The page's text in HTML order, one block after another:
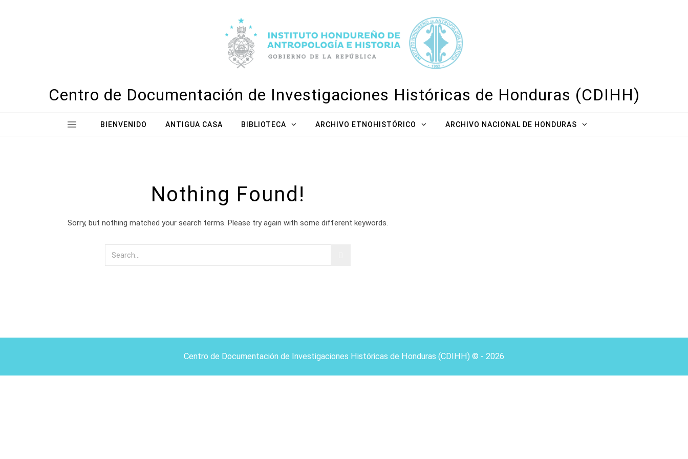
Centro de Documentación de Investigaciones Históricas de Honduras (CDIHH)
BIENVENIDO ANTIGUA CASA BIBLIOTECA ARCHIVO ETNOHISTÓRICO ARCHIVO NACIONAL DE HONDURAS
Nothing Found!
Sorry, but nothing matched your search terms. Please try again with some different keywords.
Centro de Documentación de Investigaciones Históricas de Honduras (CDIHH) © - 2026